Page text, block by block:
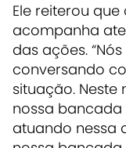
Ele reiterou
acompanha
das ações.
conversando
situação.
nossa
atuando nessa